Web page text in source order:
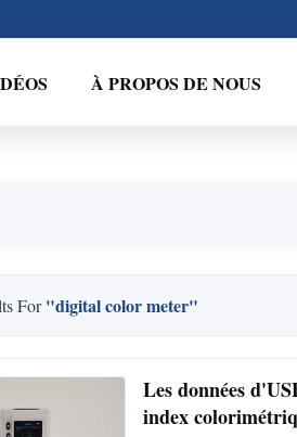
À PROPOS DE NOUS
For"digital color meter"
Les données
index